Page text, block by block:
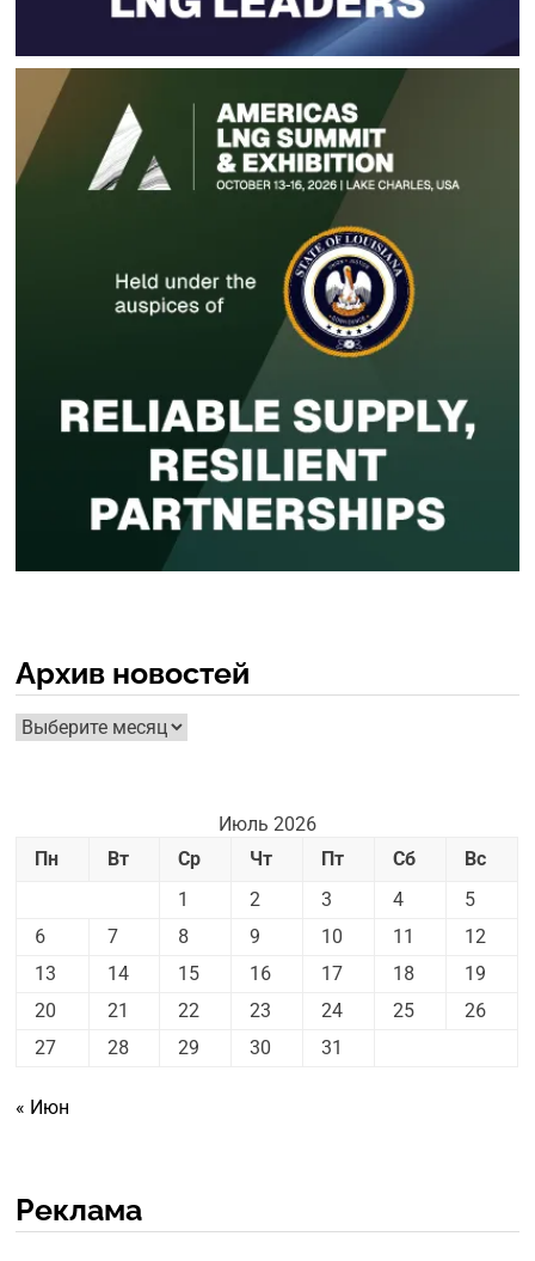
Архив новостей
Архив
новостей
Июль 2026
Пн
Вт Ср Чт Пт Сб
Вс
1
2 3 4
5
6
7 8 9 10 11
12
13
14 15 16 17 18
19
20
21 22 23 24 25
26
27
28 29 30 31
« Июн
Реклама